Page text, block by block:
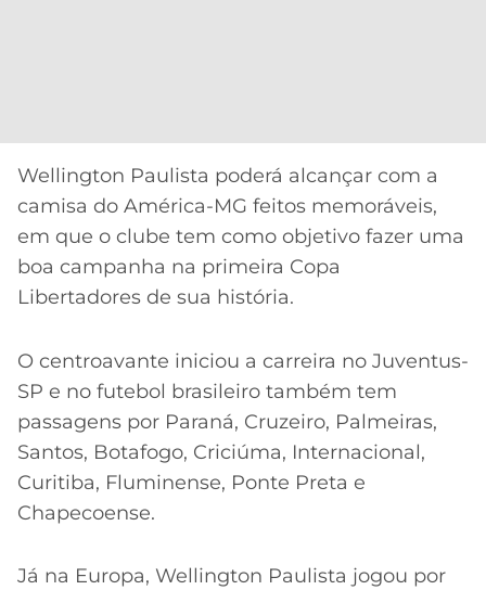
Wellington Paulista poderá alcançar com a
camisa do América-MG feitos memoráveis,
em que o clube tem como objetivo fazer uma
boa campanha na primeira Copa
Libertadores de sua história.
O centroavante iniciou a carreira no Juventus-
SP e no futebol brasileiro também tem
passagens por Paraná, Cruzeiro, Palmeiras,
Santos, Botafogo, Criciúma, Internacional,
Curitiba, Fluminense, Ponte Preta e
Chapecoense.
Já na Europa, Wellington Paulista jogou por